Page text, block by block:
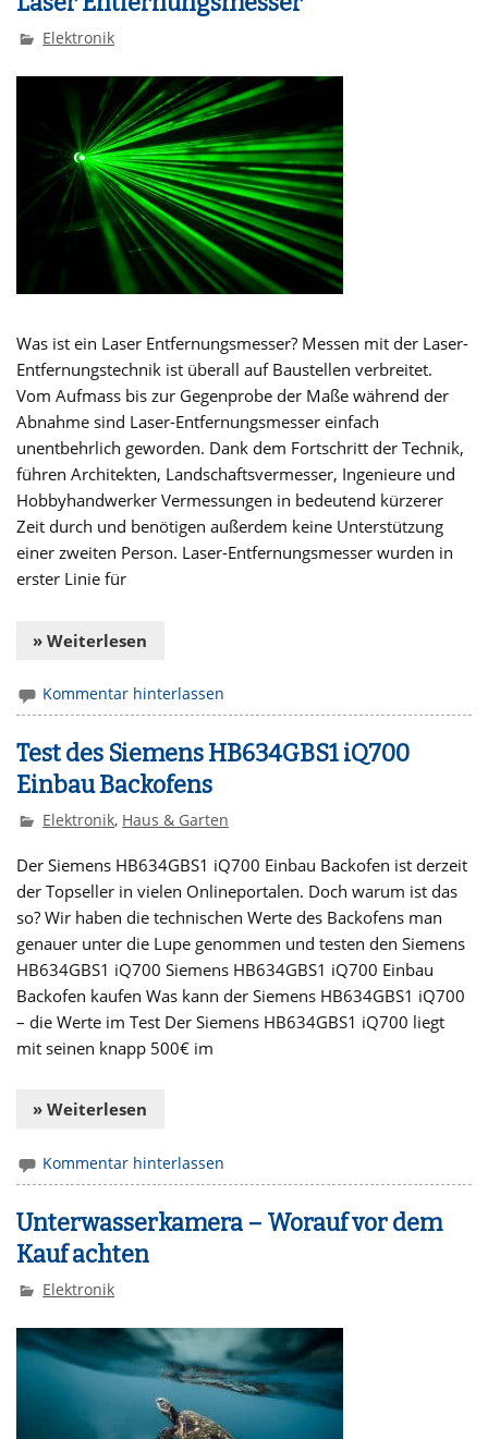
Elektronik
Was ist ein Laser Entfernungsmesser? Messen mit der Laser-
Entfernungstechnik ist überall auf Baustellen verbreitet.
Vom Aufmass bis zur Gegenprobe der Maße während der
Abnahme sind Laser-Entfernungsmesser einfach
unentbehrlich geworden. Dank dem Fortschritt der Technik,
führen Architekten, Landschaftsvermesser, Ingenieure und
Hobbyhandwerker Vermessungen in bedeutend kürzerer
Zeit durch und benötigen außerdem keine Unterstützung
einer zweiten Person. Laser-Entfernungsmesser wurden in
erster Linie für
» Weiterlesen
Kommentar hinterlassen
Test des Siemens HB634GBS1 iQ700
Einbau Backofens
Elektronik, Haus & Garten
Der Siemens HB634GBS1 iQ700 Einbau Backofen ist derzeit
der Topseller in vielen Onlineportalen. Doch warum ist das
so? Wir haben die technischen Werte des Backofens man
genauer unter die Lupe genommen und testen den Siemens
HB634GBS1 iQ700 Siemens HB634GBS1 iQ700 Einbau
Backofen kaufen Was kann der Siemens HB634GBS1 iQ700
– die Werte im Test Der Siemens HB634GBS1 iQ700 liegt
mit seinen knapp 500€ im
» Weiterlesen
Kommentar hinterlassen
Unterwasserkamera – Worauf vor dem
Kauf achten
Elektronik